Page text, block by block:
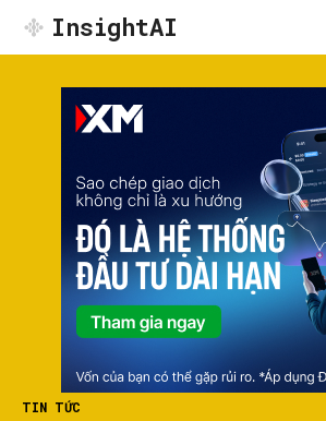
InsightAI
TIN TỨC